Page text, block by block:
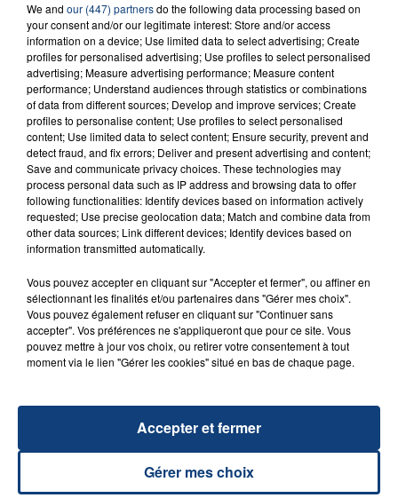
LA RECETTE
Club Sandwich au fromage à raclette, champignons
et chorizo
AVEC
D'AUTRES RECETTES
We and our (447) partnersdo the following data processing based on
your consent and/or our legitimate interest: Store and/or access
information on a device; Use limited data to select advertising; Create
profiles for personalised advertising; Use profiles to select personalised
advertising; Measure advertising performance; Measure content
performance; Understand audiences through statistics or combinations
of data from different sources; Develop and improve services; Create
profiles to personalise content; Use profiles to select personalised
content; Use limited data to select content; Ensure security, prevent and
detect fraud, and fix errors; Deliver and present advertising and content;
Save and communicate privacy choices. These technologies may
process personal data such as IP address and browsing data to offer
following functionalities: Identify devices based on information actively
requested; Use precise geolocation data; Match and combine data from
other data sources; Link different devices; Identify devices based on
information transmitted automatically.
Vous pouvez accepter en cliquant sur "Accepter et fermer", ou affiner en
sélectionnant les finalités et/ou partenaires dans "Gérer mes choix".
Vous pouvez également refuser en cliquant sur "Continuer sans
accepter". Vos préférences ne s'appliqueront que pour ce site. Vous
pouvez mettre à jour vos choix, ou retirer votre consentement à tout
moment via le lien "Gérer les cookies" situé en bas de chaque page.
Gérer mes choix
Accepter et fermer